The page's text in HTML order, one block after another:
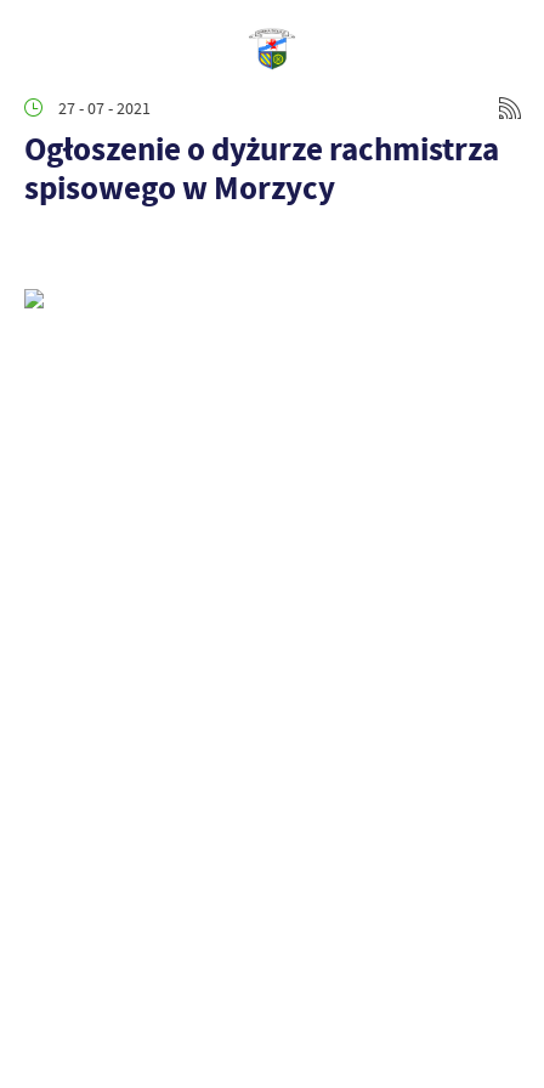
27 - 07 - 2021
Ogłoszenie o dyżurze rachmistrza
spisowego w Morzycy